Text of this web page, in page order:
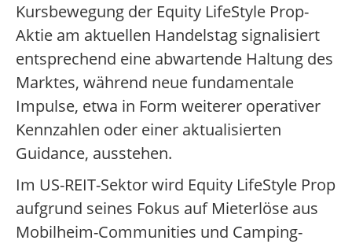
Kursbewegung der Equity LifeStyle Prop-
Aktie am aktuellen Handelstag signalisiert
entsprechend eine abwartende Haltung des
Marktes, während neue fundamentale
Impulse, etwa in Form weiterer operativer
Kennzahlen oder einer aktualisierten
Guidance, ausstehen.
Im US-REIT-Sektor wird Equity LifeStyle Prop
aufgrund seines Fokus auf Mieterlöse aus
Mobilheim-Communities und Camping-